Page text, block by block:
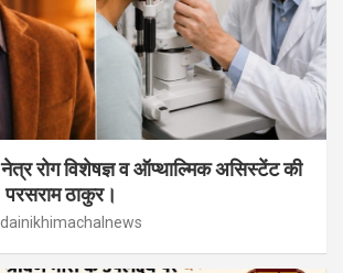
रोग विशेषज्ञ व ऑप्थाल्मिक असिस्टेंट की
परसराम ठाकुर।
dainikhimachalnews